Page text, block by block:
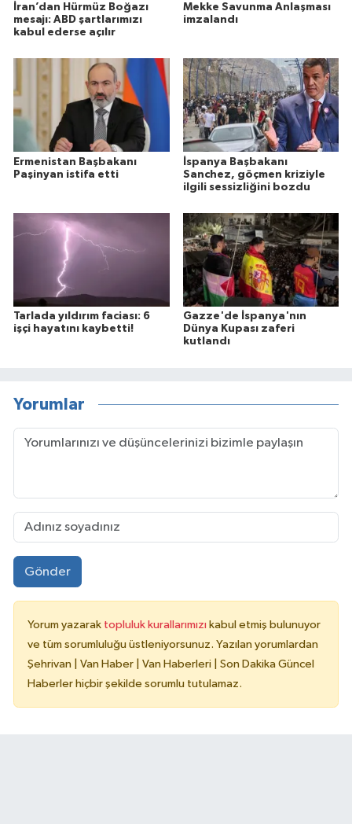
İran’dan Hürmüz Boğazı
mesajı: ABD şartlarımızı
kabul ederse açılır
Mekke Savunma Anlaşması
imzalandı
Ermenistan Başbakanı
Paşinyan istifa etti
İspanya Başbakanı
Sanchez, göçmen kriziyle
ilgili sessizliğini bozdu
Tarlada yıldırım faciası: 6
işçi hayatını kaybetti!
Gazze'de İspanya'nın
Dünya Kupası zaferi
kutlandı
Yorumlar
Gönder
Yorum yazarak topluluk kurallarımızı kabul etmiş bulunuyor
ve tüm sorumluluğu üstleniyorsunuz. Yazılan yorumlardan
Şehrivan | Van Haber | Van Haberleri | Son Dakika Güncel
Haberler hiçbir şekilde sorumlu tutulamaz.